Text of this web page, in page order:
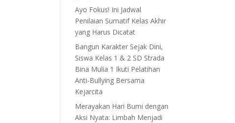
Ayo Fokus! Ini Jadwal
Penilaian Sumatif Kelas Akhir
yang Harus Dicatat
Bangun Karakter Sejak Dini,
Siswa Kelas 1 & 2 SD Strada
Bina Mulia 1 Ikuti Pelatihan
Anti-Bullying Bersama
Kejarcita
Merayakan Hari Bumi dengan
Aksi Nyata: Limbah Menjadi